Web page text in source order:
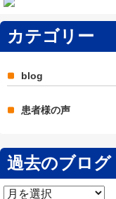
カテゴリー
blog
患者様の声
過去のブログ
過